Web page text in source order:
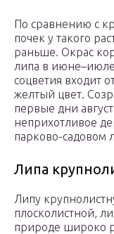
По сравнению с
почек у такого
раньше. Окрас
липа в
соцветия входит
желтый цвет.
первые дни
неприхотливое
парково-садовом
Липа
Липу
плосколистной,
природе широко